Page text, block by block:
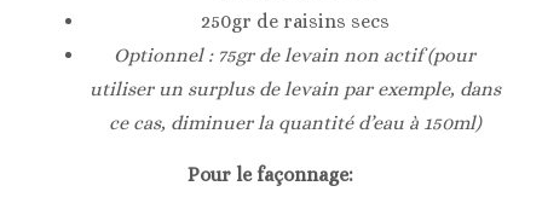
250gr de raisins secs
Optionnel : 75gr de levain non actif (pour
utiliser un surplus de levain par exemple, dans
ce cas, diminuer la quantité d’eau à 150ml)
Pour le façonnage: